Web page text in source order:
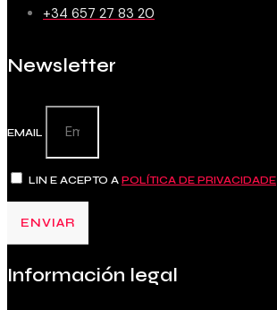
+34 657 27 83 20
Newsletter
EMAIL
LIN E ACEPTO A POLÍTICA DE PRIVACIDADE
ENVIAR
Información legal